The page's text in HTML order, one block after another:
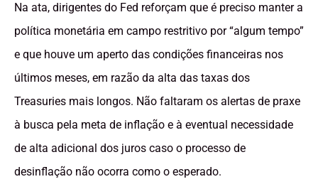
Na ata, dirigentes do Fed reforçam que é preciso manter a
política monetária em campo restritivo por “algum tempo”
e que houve um aperto das condições financeiras nos
últimos meses, em razão da alta das taxas dos
Treasuries mais longos. Não faltaram os alertas de praxe
à busca pela meta de inflação e à eventual necessidade
de alta adicional dos juros caso o processo de
desinflação não ocorra como o esperado.